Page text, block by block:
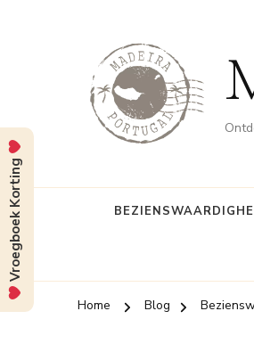
Home Blog
Vroegboek Korting